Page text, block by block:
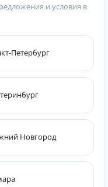
и условия в
Петербург
Новгород